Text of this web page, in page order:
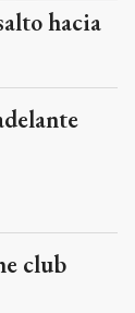
hacia
club